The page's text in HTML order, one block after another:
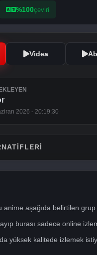
%100çeviri
Videa
2026 - 20:19:30
anime aşağıda belirtilen
burası sadece online
yüksek kalitede izlemek